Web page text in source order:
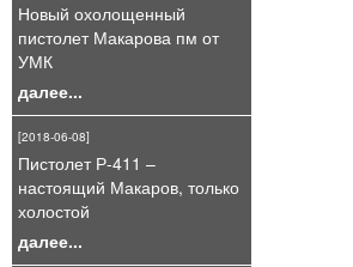
Новый охолощенный
пистолет Макарова пм от
УМК
далее...
[2018-06-08]
Пистолет Р-411 –
настоящий Макаров, только
холостой
далее...